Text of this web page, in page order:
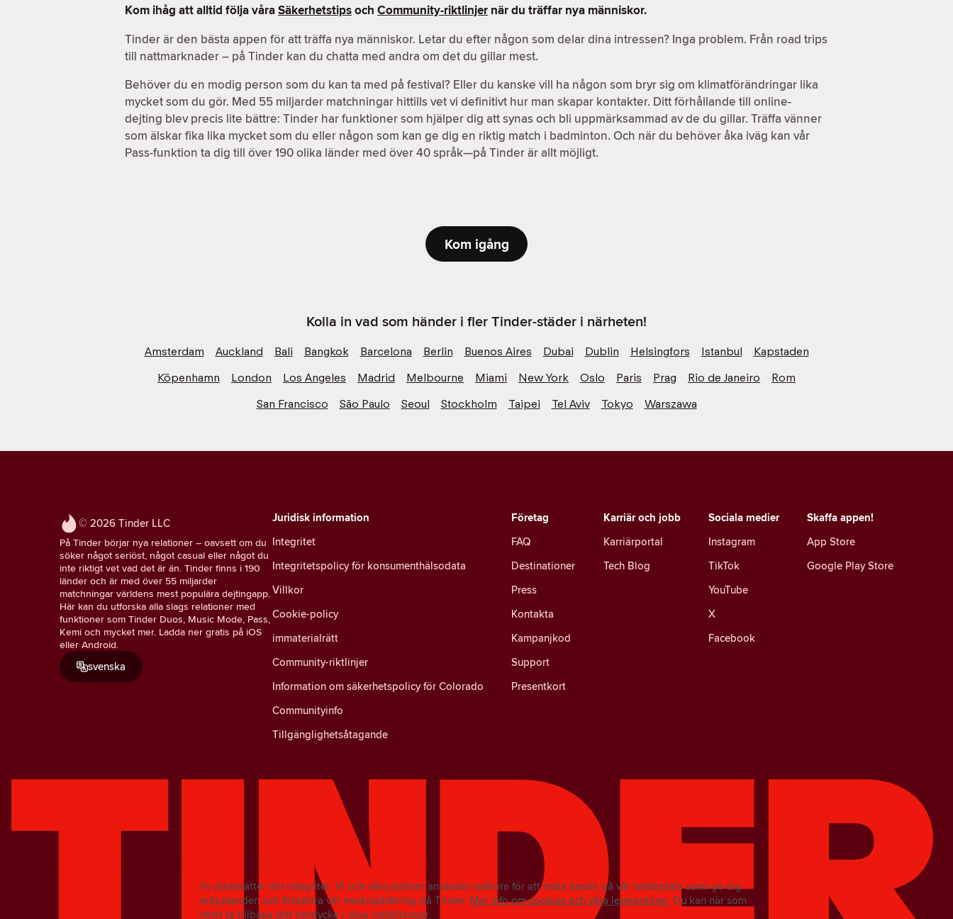
Kom ihåg att alltid följa våraSäkerhetstipsoch Community-riktlinjer när du träffar nya människor.
Tinder är den bästa appen för att träffa nya människor. Letar du efter någon som delar dina intressen? Inga problem. Från road trips
till nattmarknader – på Tinder kan du chatta med andra om det du gillar mest.
Behöver du en modig person som du kan ta med på festival? Eller du kanske vill ha någon som bryr sig om klimatförändringar lika
mycket som du gör. Med 55 miljarder matchningar hittills vet vi definitivt hur man skapar kontakter. Ditt förhållande till online-
dejting blev precis lite bättre: Tinder har funktioner som hjälper dig att synas och bli uppmärksammad av de du gillar. Träffa vänner
som älskar fika lika mycket som du eller någon som kan ge dig en riktig match i badminton. Och när du behöver åka iväg kan vår
Pass-funktion ta dig till över 190 olika länder med över 40 språk—på Tinder är allt möjligt.
Kom igång
Kolla in vad som händer i fler Tinder-städer i närheten!
Amsterdam Auckland Bali Bangkok Barcelona Berlin Buenos Aires Dubai Dublin Helsingfors Istanbul
Kapstaden
Köpenhamn
London Los Angeles Madrid Melbourne Miami New York Oslo Paris Prag Rio de Janeiro
Rom
San Francisco
São Paulo Seoul Stockholm Taipei Tel Aviv Tokyo Warszawa
© 2026 Tinder LLC
På Tinder börjar nya relationer – oavsett om du
söker något seriöst, något casual eller något du
inte riktigt vet vad det är än. Tinder finns i 190
länder och är med över 55 miljarder
matchningar världens mest populära dejtingapp.
Här kan du utforska alla slags relationer med
funktioner som Tinder Duos, Music Mode, Pass,
Kemi och mycket mer. Ladda ner gratis på iOS
eller Android.
svenska
Sociala medier
Instagram
TikTok
YouTube
X
Facebook
Juridisk information
Integritet
Integritetspolicy för konsumenthälsodata
Villkor
Cookie-policy
immaterialrätt
Community-riktlinjer
Information om säkerhetspolicy för Colorado
Communityinfo
Tillgänglighetsåtagande
Karriär och jobb
Karriärportal
Tech Blog
Företag
FAQ
Destinationer
Press
Kontakta
Kampanjkod
Support
Presentkort
Skaffa appen!
App Store
Google Play Store
Vi värdesätter din integritet. Vi och våra partner använder spårare för att mäta besök på vår webbplats samt ge dig
erbjudanden och förbättra vår marknadsföring på Tinder. Mer info om cookies och våra leverantörer. Du kan när som
helst ta tillbaka ditt samtycke i dina inställningar.